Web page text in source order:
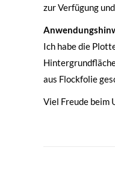
zur Verfügung
Ich habe die
aus Flockfolie
Viel Freude beim